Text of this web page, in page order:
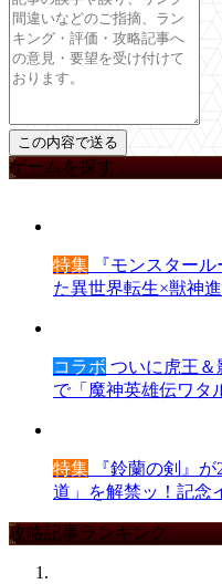
ゲームを探す
特集 『モンスター
た異世界転生×獣神
コラボ ついに虎王＆
で「魔神英雄伝ワタ
特集 『鈴蘭の剣』
道」を解禁ッ！記念
攻略記事ランキング